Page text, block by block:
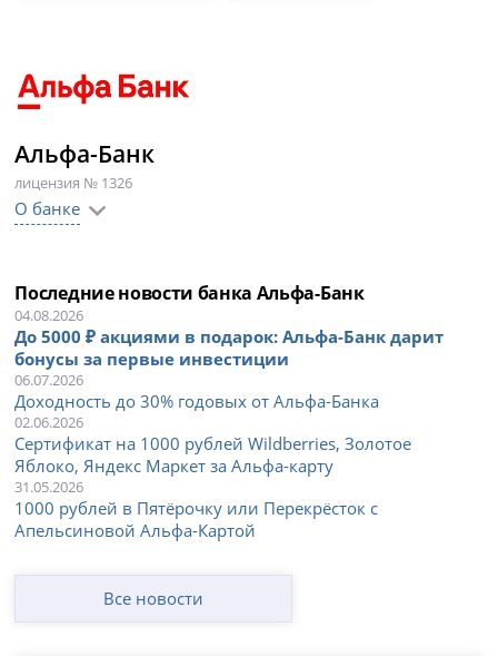
Альфа-Банк
лицензия № 1326
О банке
Последние новости банка Альфа-Банк
04.08.2026
До 5000 ₽ акциями в подарок: Альфа-Банк дарит
бонусы за первые инвестиции
06.07.2026
Доходность до 30% годовых от Альфа-Банка
02.06.2026
Сертификат на 1000 рублей Wildberries, Золотое
Яблоко, Яндекс Маркет за Альфа-карту
31.05.2026
1000 рублей в Пятёрочку или Перекрёсток с
Апельсиновой Альфа-Картой
Все новости